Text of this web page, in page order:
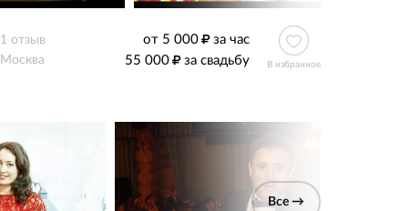
1 отзыв
Москва
от 5 000
за час
55 000
за свадьбу В избранное
Все →